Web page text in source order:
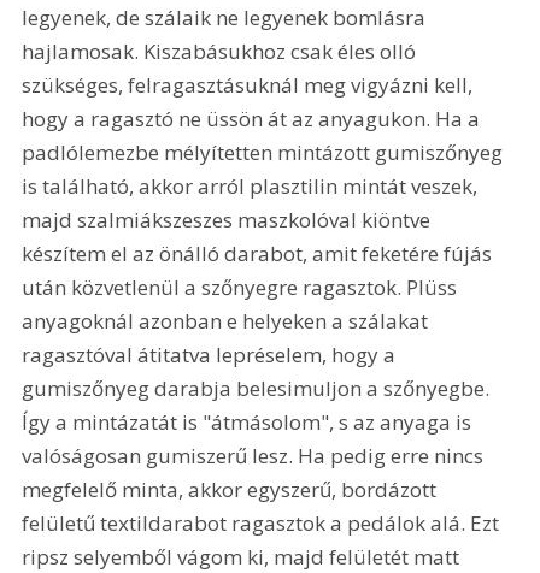
legyenek, de szálaik ne legyenek bomlásra
hajlamosak. Kiszabásukhoz csak éles olló
szükséges, felragasztásuknál meg vigyázni kell,
hogy a ragasztó ne üssön át az anyagukon. Ha a
padlólemezbe mélyítetten mintázott gumiszőnyeg
is található, akkor arról plasztilin mintát veszek,
majd szalmiákszeszes maszkolóval kiöntve
készítem el az önálló darabot, amit feketére fújás
után közvetlenül a szőnyegre ragasztok. Plüss
anyagoknál azonban e helyeken a szálakat
ragasztóval átitatva lepréselem, hogy a
gumiszőnyeg darabja belesimuljon a szőnyegbe.
Így a mintázatát is "átmásolom", s az anyaga is
valóságosan gumiszerű lesz. Ha pedig erre nincs
megfelelő minta, akkor egyszerű, bordázott
felületű textildarabot ragasztok a pedálok alá. Ezt
ripsz selyemből vágom ki, majd felületét matt